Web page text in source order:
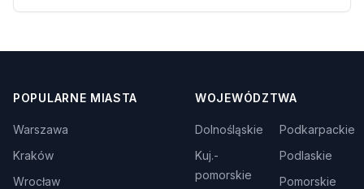
POPULARNE MIASTA
Warszawa
Kraków
Wrocław
WOJEWÓDZTWA
Dolnośląskie
Kuj.-
pomorskie
Podkarpackie
Podlaskie
Pomorskie